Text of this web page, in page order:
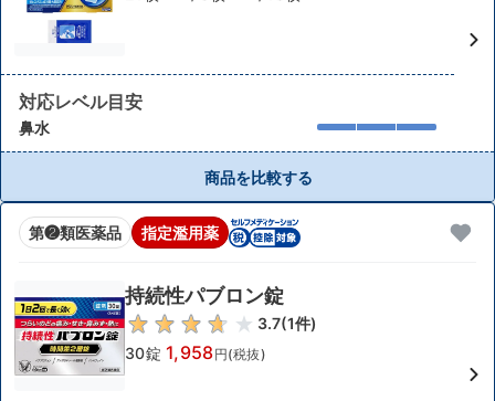
対応レベル目安
鼻水
商品を比較する
第❷類医薬品 指定濫用薬
持続性パブロン錠
3.7(1件)
30錠 1,958円(税抜)